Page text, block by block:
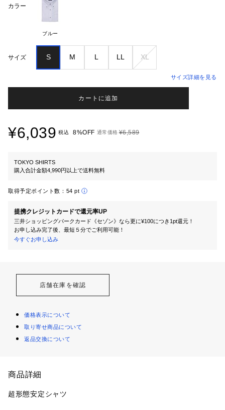
カラー
ブルー
サイズ S M L LL XL
サイズ詳細を見る
カートに追加
¥6,039 税込 8%OFF 通常価格 ¥6,589
TOKYO SHIRTS
購入合計金額4,990円以上で送料無料
取得予定ポイント数： 54 pt
提携クレジットカードで還元率UP
三井ショッピングパークカード《セゾン》なら更に¥100につき1pt還元！
お申し込み完了後、最短５分でご利用可能！
今すぐお申し込み
店舗在庫を確認
価格表示について
取り寄せ商品について
返品交換について
商品詳細
超形態安定シャツ